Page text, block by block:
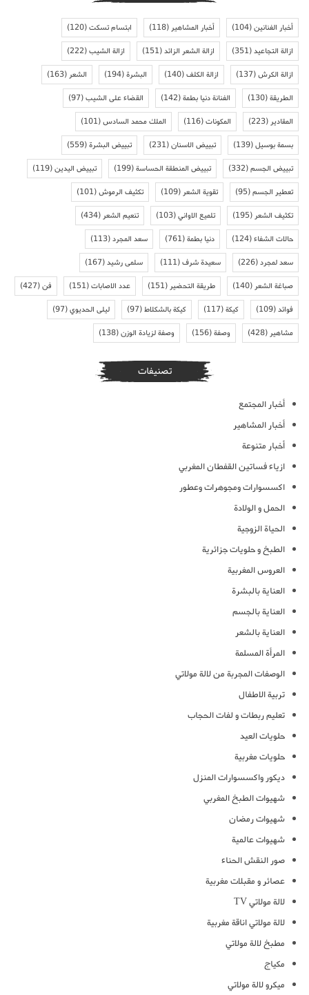
أخبار الفنانين(104) أخبار المشاهير(118) ابتسام تسكت(120)
ازالة التجاعيد(351) ازالة الشعر الزائد(151) ازالة الشيب(222)
ازالة الكرش(137) ازالة الكلف(140) البشرة(194) الشعر(163)
الطريقة(130) الفنانة دنيا بطمة(142) القضاء على الشيب(97)
المقادير(223) المكونات(116) الملك محمد السادس(101)
بسمة بوسيل(139) تبييض الاسنان(231) تبييض البشرة(559)
تبييض الجسم(332) تبييض المنطقة الحساسة(199) تبييض اليدين(119)
تعطير الجسم(95) تقوية الشعر(109) تكثيف الرموش(101)
تكثيف الشعر(195) تلميع الاواني(103) تنعيم الشعر(434)
حالات الشفاء(124) دنيا بطمة(761) سعد المجرد(113)
سعد لمجرد(226) سعيدة شرف(111) سلمى رشيد(167)
صباغة الشعر(140) طريقة التحضير(151) عدد الاصابات(151) فن(427)
فوائد(109) كيكة(117) كيكة بالشكلاط(97) ليلى الحديوي(97)
مشاهير(428) وصفة(156) وصفة لزيادة الوزن(138)
تصنيفات
أخبار المجتمع
أخبار المشاهير
أخبار متنوعة
ازياء فساتين القفطان المغربي
اكسسوارات ومجوهرات وعطور
الحمل و الولادة
الحياة الزوجية
الطبخ و حلويات جزائرية
العروس المغربية
العناية بالبشرة
العناية بالجسم
العناية بالشعر
المرأة المسلمة
الوصفات المجربة من لالة مولاتي
تربية الاطفال
تعليم ربطات و لفات الحجاب
حلويات العيد
حلويات مغربية
ديكور واكسسوارات المنزل
شهيوات الطبخ المغربي
شهيوات رمضان
شهيوات عالمية
صور النقش الحناء
عصائر و مقبلات مغربية
لالة مولاتي TV
لالة مولاتي اناقة مغربية
مطبخ لالة مولاتي
مكياج
ميكرو لالة مولاتي